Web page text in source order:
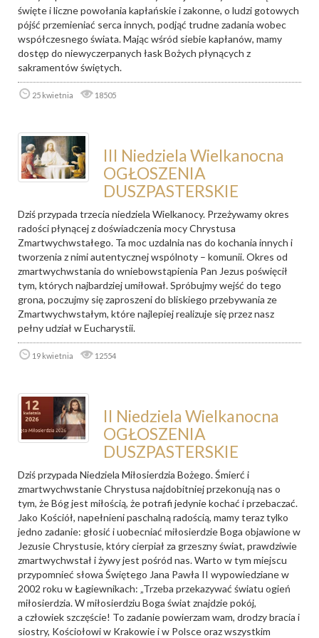
święte i liczne powołania kapłańskie i zakonne, o ludzi gotowych
pójść przemieniać serca innych, podjąć trudne zadania wobec
współczesnego świata. Mając wśród siebie kapłanów, mamy
dostęp do niewyczerpanych łask Bożych płynących z
sakramentów świętych.
25 kwietnia 18505
III Niedziela Wielkanocna
OGŁOSZENIA
DUSZPASTERSKIE
Dziś przypada trzecia niedziela Wielkanocy. Przeżywamy okres
radości płynącej z doświadczenia mocy Chrystusa
Zmartwychwstałego. Ta moc uzdalnia nas do kochania innych i
tworzenia z nimi autentycznej wspólnoty – komunii. Okres od
zmartwychwstania do wniebowstąpienia Pan Jezus poświęcił
tym, których najbardziej umiłował. Spróbujmy wejść do tego
grona, poczujmy się zaproszeni do bliskiego przebywania ze
Zmartwychwstałym, które najlepiej realizuje się przez nasz
pełny udział w Eucharystii.
19 kwietnia 12554
II Niedziela Wielkanocna
OGŁOSZENIA
DUSZPASTERSKIE
Dziś przypada Niedziela Miłosierdzia Bożego. Śmierć i
zmartwychwstanie Chrystusa najdobitniej przekonują nas o
tym, że Bóg jest miłością, że potrafi jedynie kochać i przebaczać.
Jako Kościół, napełnieni paschalną radością, mamy teraz tylko
jedno zadanie: głosić i uobecniać miłosierdzie Boga objawione w
Jezusie Chrystusie, który cierpiał za grzeszny świat, prawdziwie
zmartwychwstał i żywy jest pośród nas. Warto w tym miejscu
przypomnieć słowa Świętego Jana Pawła II wypowiedziane w
2002 roku w Łagiewnikach: „Trzeba przekazywać światu ogień
miłosierdzia. W miłosierdziu Boga świat znajdzie pokój,
a człowiek szczęście! To zadanie powierzam wam, drodzy bracia i
siostry, Kościołowi w Krakowie i w Polsce oraz wszystkim